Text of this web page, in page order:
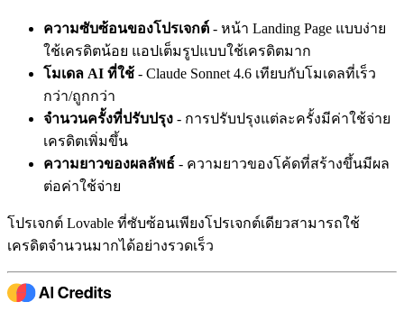
ความซับซ้อนของโปรเจกต์ - หน้า Landing Page แบบง่าย
ใช้เครดิตน้อย แอปเต็มรูปแบบใช้เครดิตมาก
โมเดล AI ที่ใช้ - Claude Sonnet 4.6 เทียบกับโมเดลที่เร็ว
กว่า/ถูกกว่า
จำนวนครั้งที่ปรับปรุง - การปรับปรุงแต่ละครั้งมีค่าใช้จ่าย
เครดิตเพิ่มขึ้น
ความยาวของผลลัพธ์ - ความยาวของโค้ดที่สร้างขึ้นมีผล
ต่อค่าใช้จ่าย
โปรเจกต์ Lovable ที่ซับซ้อนเพียงโปรเจกต์เดียวสามารถใช้
เครดิตจำนวนมากได้อย่างรวดเร็ว